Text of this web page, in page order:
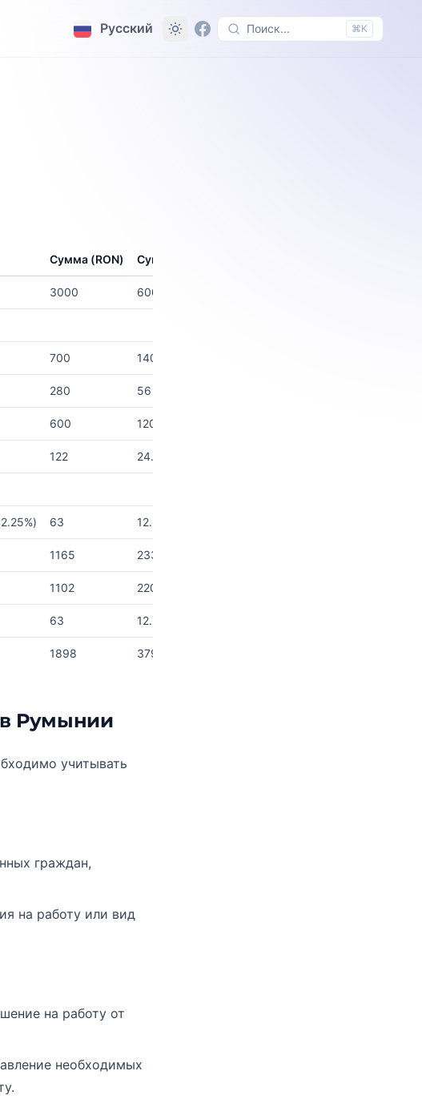
Русский Поиск... ⌘K
Сумма (RON) Сумма (евро)
3000 600
700 140
280 56
600 120
122 24.4
63 12.6
1165 233
1102 220.4
63 12.6
1898 379.6
Румынии
учитывать
граждан,
на работу или вид
на работу от
необходимых